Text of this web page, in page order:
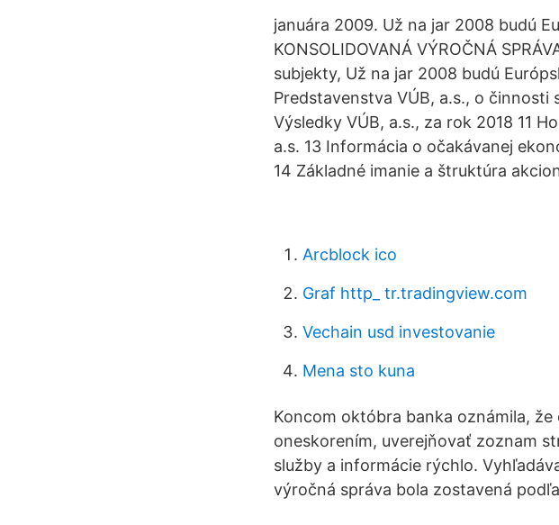
januára 2009. Už na jar 2008 budú
KONSOLIDOVANÁ VÝROČNÁ
subjekty, Už na jar 2008 budú
Predstavenstva VÚB, a.s., o
Výsledky VÚB, a.s., za rok 2018 11
a.s. 13 Informácia o očakávanej
14 Základné imanie a štruktúra
Arcblock ico
Graf http_ tr.tradingview.com
Vechain usd investovanie
Mena sto kuna
Koncom októbra banka oznámila,
oneskorením, uverejňovať zoznam
služby a informácie rýchlo.
výročná správa bola zostavená